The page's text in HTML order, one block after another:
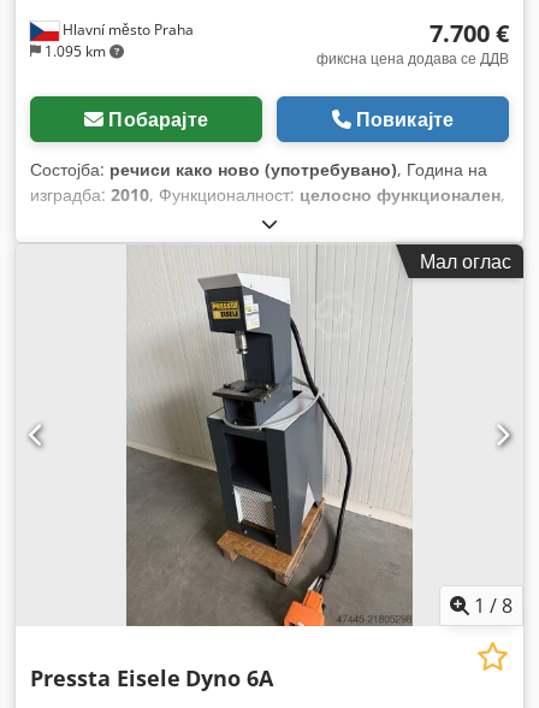
Hlavní město Praha
1.095 km
7.700 €
фиксна цена додава се ДДВ
Побарајте Повикајте
Состојба: речиси како ново (употребувано), Година на
изградба: 2010, Функционалност: целосно функционален,
1240024759
Мал оглас
1 /8
Pressta Eisele Dyno 6A